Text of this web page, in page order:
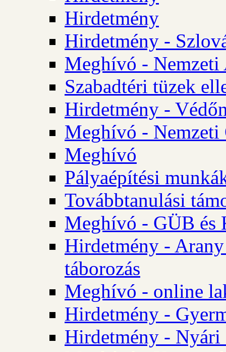
Hirdetmény
Hirdetmény -
Meghívó - Nemzeti
Szabadtéri tüzek
Hirdetmény -
Meghívó - Nemzeti
Meghívó
Pályaépítési
Továbbtanulási
Meghívó - GÜB és
Hirdetmény - Arany
táborozás
Meghívó - online
Hirdetmény -
Hirdetmény - Nyári